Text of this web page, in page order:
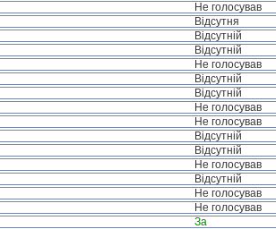
Не голосував
Відсутня
Відсутній
Відсутній
Не голосував
Відсутній
Відсутній
Не голосував
Не голосував
Відсутній
Відсутній
Не голосував
Відсутній
Не голосував
Не голосував
За